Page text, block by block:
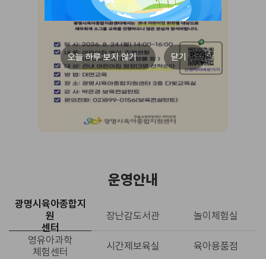
오늘 하루 보지 않기 닫기
운영안내
광명시육아종합지
원
센터
장난감도서관 놀이체험실
영유아과학
체험센터
시간제보육실 육아용품점